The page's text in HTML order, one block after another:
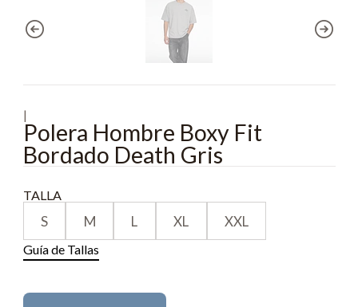
|
Polera Hombre Boxy Fit
Bordado Death Gris
TALLA
S M L XL XXL
Guía de Tallas